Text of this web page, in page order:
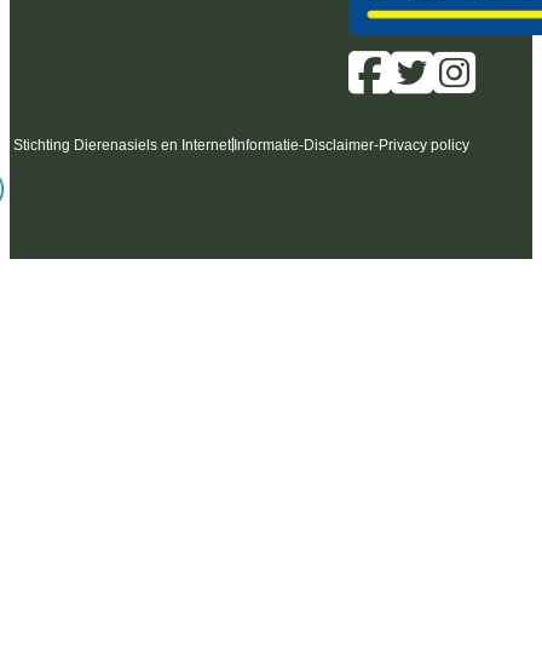
Stichting Dierenasiels en Internet Informatie-Disclaimer-Privacy policy